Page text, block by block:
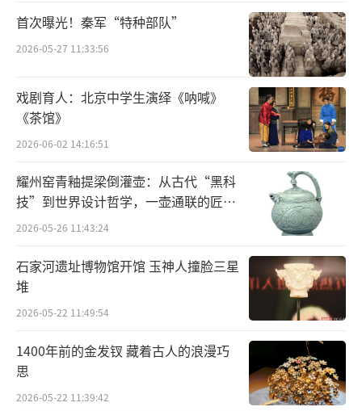
于今天,也不等同于未来,它是一种传承的关系,
过去、现在、未来就是一种“绵延”我们如何
挖掘传统艺术中那些真正有价值的元素呢?因为
传统并不一定都是好的,所以我们需要保持一种
动态的甄别心态,去发现中国传统绘画艺术中最
具有价值的、来自东方人独特精神的那种价值,
简单的说就是最具活力的DNA。东西方文化并
非对立,而是互补、完善,共同达成世界的文明。
因此,在我看来,没有传统的当代是没有生命力
的,没有当代的“传统”也是虚无的。
水韵青花01号35x138cm
首次曝光！秦军“特种部队”
2026-05-27 11:33:56
戏剧育人：北京中学生演绎《呐喊》
《茶馆》
2026-06-02 14:16:51
耀州窑青釉提梁倒灌壶：从古代“黑科
技”到世界设计哲学，一壶通联的匠心
宇宙
2026-05-26 11:43:24
石家河遗址博物馆开馆 玉神人撞脸三星
堆
2026-05-22 11:49:54
1400年前的金发钗 藏着古人的浪漫巧
思
2026-05-22 11:39:42